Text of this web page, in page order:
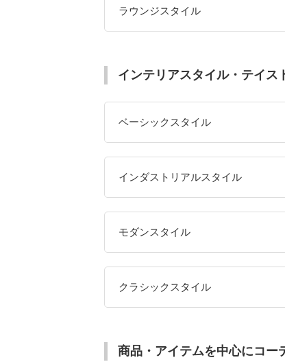
ラウンジスタイル
インテリアスタイル・テイス
ベーシックスタイル
インダストリアルスタイル
モダンスタイル
クラシックスタイル
商品・アイテムを中心にコー